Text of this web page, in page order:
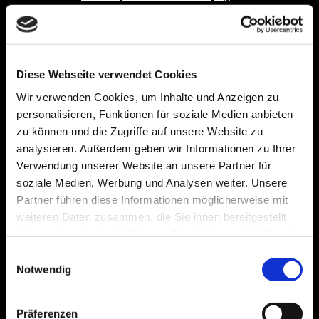
Diese Webseite verwendet Cookies
Wir verwenden Cookies, um Inhalte und Anzeigen zu
personalisieren, Funktionen für soziale Medien anbieten
zu können und die Zugriffe auf unsere Website zu
analysieren. Außerdem geben wir Informationen zu Ihrer
Verwendung unserer Website an unsere Partner für
soziale Medien, Werbung und Analysen weiter. Unsere
Partner führen diese Informationen möglicherweise mit
weiteren Daten zusammen, die Sie ihnen bereitgestellt
Notwendig
Präferenzen
Website eingesetzten IT-
sammeln einige persönliche
Daten, deren Weitergabe mit der
Verwendung von
Internetprotokollen einhergeht
(z. B. IP-Adressen, Domain-
Website verbinden, URI-
Adressen – mit der Uniform
Resource Identifier-Methode
wird die Anfrage an den Server